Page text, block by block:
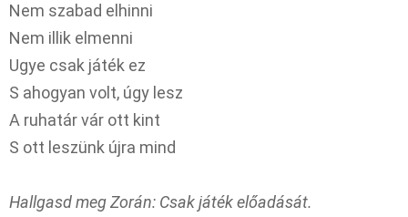
Nem szabad elhinni
Nem illik elmenni
Ugye csak játék ez
S ahogyan volt, úgy lesz
A ruhatár vár ott kint
S ott leszünk újra mind
Hallgasd meg Zorán: Csak játék előadását.